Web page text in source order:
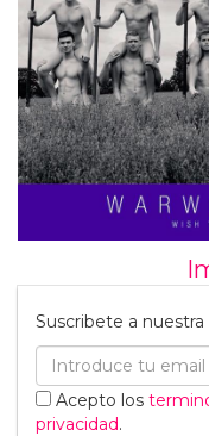
Suscribete a
Acepto los
privacidad.